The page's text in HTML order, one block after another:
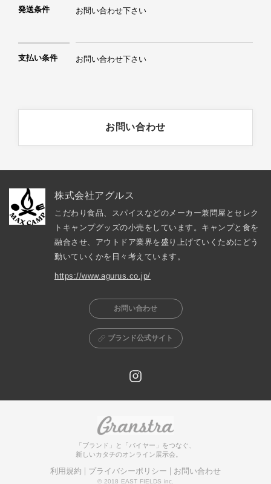
発送条件 お問い合わせ下さい
支払い条件 お問い合わせ下さい
お問い合わせ
株式会社アグルス
こだわり食品、スパイスなどのメーカー兼問屋とセレク
トキャンプグッズの小売をしています。キャンプと食を
融合させ、アウトドア業界を盛り上げていくためにどう
動いていくかを日々考えています。
https://www.agurus.co.jp/
お問い合わせ
ブランド公式サイト
「ブランド」と「バイヤー」をつなぐ、
新しいカタチのオンライン展示会。
利用規約 プライバシーポリシー お問い合わせ
© 2018 EAST FIELDS inc.